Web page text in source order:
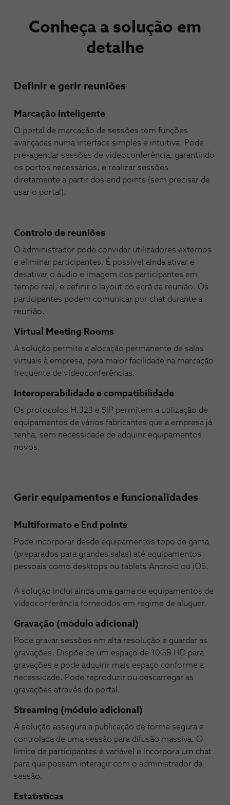
Conheça a solução em
detalhe
Definir e gerir reuniões
Marcação inteligente
O portal de marcação de sessões tem funções
avançadas numa interface simples e intuitiva. Pode
pré-agendar sessões de videoconferência, garantindo
os portos necessários, e realizar sessões
diretamente a partir dos end points (sem precisar de
usar o portal).
Controlo de reuniões
O administrador pode convidar utilizadores externos
e eliminar participantes. É possível ainda ativar e
desativar o áudio e imagem dos participantes em
tempo real, e definir o layout do ecrã da reunião. Os
participantes podem comunicar por chat durante a
reunião.
Virtual Meeting Rooms
A solução permite a alocação permanente de salas
virtuais à empresa, para maior facilidade na marcação
frequente de videoconferências.
Interoperabilidade e compatibilidade
Os protocolos H.323 e SIP permitem a utilização de
equipamentos de vários fabricantes que a empresa já
tenha, sem necessidade de adquirir equipamentos
novos.
Gerir equipamentos e funcionalidades
Multiformato e End points
Pode incorporar desde equipamentos topo de gama
(preparados para grandes salas) até equipamentos
pessoais como desktops ou tablets Android ou iOS.
A solução inclui ainda uma gama de equipamentos de
videoconferência fornecidos em regime de aluguer.
Gravação (módulo adicional)
Pode gravar sessões em alta resolução e guardar as
gravações. Dispõe de um espaço de 10GB HD para
gravações e pode adquirir mais espaço conforme a
necessidade. Pode reproduzir ou descarregar as
gravações através do portal.
Streaming (módulo adicional)
A solução assegura a publicação de forma segura e
controlada de uma sessão para difusão massiva. O
limite de participantes é variável e incorpora um chat
para que possam interagir com o administrador da
sessão.
Estatísticas